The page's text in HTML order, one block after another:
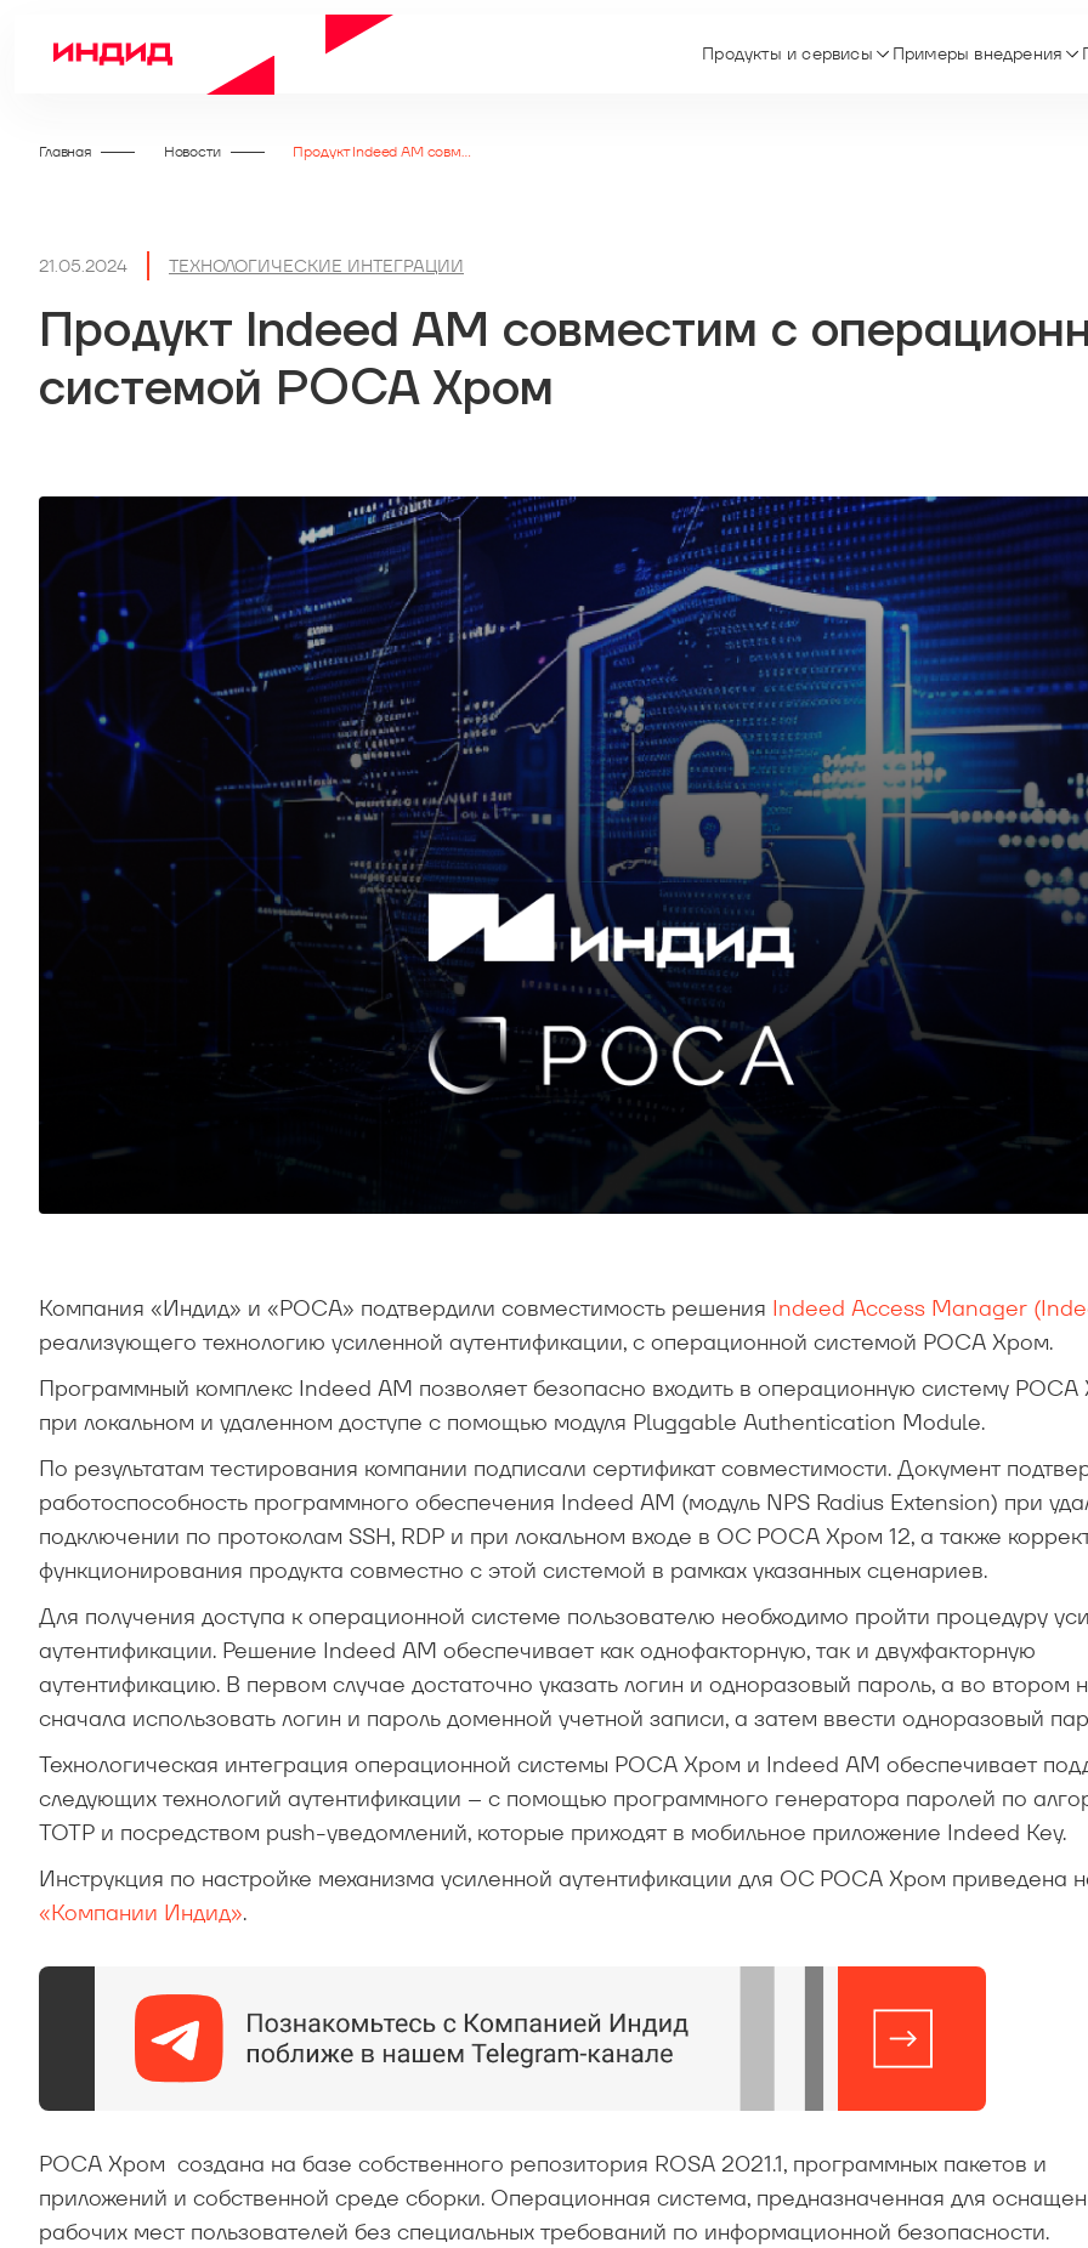
Продукты и сервисы Примеры внедрения
Главная Новости Продукт Indeed AM совместим с операционной системой РОСА Хром
21.05.2024 ТЕХНОЛОГИЧЕСКИЕ ИНТЕГРАЦИИ
Продукт Indeed AM совместим с
системой РОСА Хром
Компания «Индид» и «РОСА» подтвердили совместимость решения Indeed Access Manager
реализующего технологию усиленной аутентификации, с операционной системой РОСА Хром.
Программный комплекс Indeed AM позволяет безопасно входить в операционную систему
при локальном и удаленном доступе с помощью модуля Pluggable Authentication Module.
По результатам тестирования компании подписали сертификат совместимости. Документ
работоспособность программного обеспечения Indeed AM (модуль NPS Radius Extension) при
подключении по протоколам SSH, RDP и при локальном входе в ОС РОСА Хром 12, а также
функционирования продукта совместно с этой системой в рамках указанных сценариев.
Для получения доступа к операционной системе пользователю необходимо пройти процедуру
аутентификации. Решение Indeed AM обеспечивает как однофакторную, так и двухфакторную
аутентификацию. В первом случае достаточно указать логин и одноразовый пароль, а во втором
сначала использовать логин и пароль доменной учетной записи, а затем ввести одноразовый
Технологическая интеграция операционной системы РОСА Хром и Indeed AM обеспечивает
следующих технологий аутентификации – с помощью программного генератора паролей по
TOTP и посредством push-уведомлений, которые приходят в мобильное приложение Indeed Key.
Инструкция по настройке механизма усиленной аутентификации для ОС РОСА Хром приведена
«Компании Индид».
РОСА Хром создана на базе собственного репозитория ROSA 2021.1, программных пакетов и
приложений и собственной среде сборки. Операционная система, предназначенная для
рабочих мест пользователей без специальных требований по информационной безопасности.